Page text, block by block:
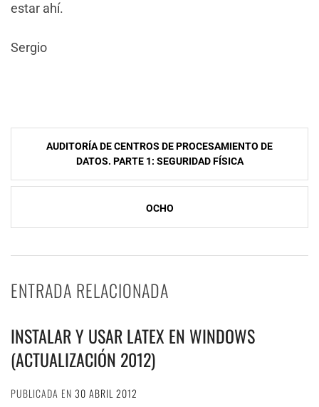
estar ahí.
Sergio
NavegaciÃ³n
entradas
AUDITORÍA DE CENTROS DE PROCESAMIENTO DE
DATOS. PARTE 1: SEGURIDAD FÍSICA
OCHO
ENTRADA RELACIONADA
INSTALAR Y USAR LATEX EN WINDOWS
(ACTUALIZACIÓN 2012)
PUBLICADA EN 30 ABRIL 2012